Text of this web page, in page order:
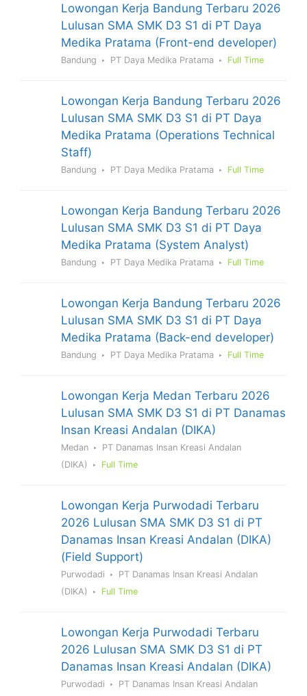
Lowongan Kerja Bandung Terbaru 2026
Lulusan SMA SMK D3 S1 di PT Daya
Medika Pratama (Front-end developer)
Bandung PT Daya Medika Pratama Full Time
Lowongan Kerja Bandung Terbaru 2026
Lulusan SMA SMK D3 S1 di PT Daya
Medika Pratama (Operations Technical
Staff)
Bandung PT Daya Medika Pratama Full Time
Lowongan Kerja Bandung Terbaru 2026
Lulusan SMA SMK D3 S1 di PT Daya
Medika Pratama (System Analyst)
Bandung PT Daya Medika Pratama Full Time
Lowongan Kerja Bandung Terbaru 2026
Lulusan SMA SMK D3 S1 di PT Daya
Medika Pratama (Back-end developer)
Bandung PT Daya Medika Pratama Full Time
Lowongan Kerja Medan Terbaru 2026
Lulusan SMA SMK D3 S1 di PT Danamas
Insan Kreasi Andalan (DIKA)
Medan
PT Danamas Insan Kreasi Andalan
(DIKA)
Full Time
Lowongan Kerja Purwodadi Terbaru
2026 Lulusan SMA SMK D3 S1 di PT
Danamas Insan Kreasi Andalan (DIKA)
(Field Support)
Purwodadi
PT Danamas Insan Kreasi Andalan
(DIKA)
Full Time
Lowongan Kerja Purwodadi Terbaru
2026 Lulusan SMA SMK D3 S1 di PT
Danamas Insan Kreasi Andalan (DIKA)
Purwodadi
PT Danamas Insan Kreasi Andalan